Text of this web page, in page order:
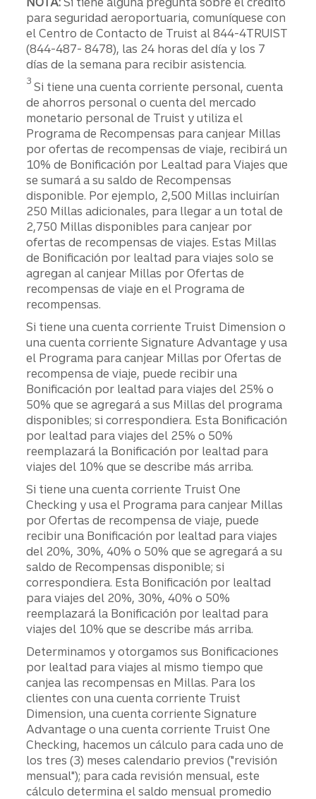
para seguridad aeroportuaria, comuníquese con
el Centro de Contacto de Truist al 844-4TRUIST
(844-487- 8478), las 24 horas del día y los 7
días de la semana para recibir asistencia.
Divulgación
3 Si tiene una cuenta corriente personal, cuenta
de ahorros personal o cuenta del mercado
monetario personal de Truist y utiliza el
Programa de Recompensas para canjear Millas
por ofertas de recompensas de viaje, recibirá un
10% de Bonificación por Lealtad para Viajes que
se sumará a su saldo de Recompensas
disponible. Por ejemplo, 2,500 Millas incluirían
250 Millas adicionales, para llegar a un total de
2,750 Millas disponibles para canjear por
ofertas de recompensas de viajes. Estas Millas
de Bonificación por lealtad para viajes solo se
agregan al canjear Millas por Ofertas de
recompensas de viaje en el Programa de
recompensas.
Si tiene una cuenta corriente Truist Dimension o
una cuenta corriente Signature Advantage y usa
el Programa para canjear Millas por Ofertas de
recompensa de viaje, puede recibir una
Bonificación por lealtad para viajes del 25% o
50% que se agregará a sus Millas del programa
disponibles; si correspondiera. Esta Bonificación
por lealtad para viajes del 25% o 50%
reemplazará la Bonificación por lealtad para
viajes del 10% que se describe más arriba.
Si tiene una cuenta corriente Truist One
Checking y usa el Programa para canjear Millas
por Ofertas de recompensa de viaje, puede
recibir una Bonificación por lealtad para viajes
del 20%, 30%, 40% o 50% que se agregará a su
saldo de Recompensas disponible; si
correspondiera. Esta Bonificación por lealtad
para viajes del 20%, 30%, 40% o 50%
reemplazará la Bonificación por lealtad para
viajes del 10% que se describe más arriba.
Determinamos y otorgamos sus Bonificaciones
por lealtad para viajes al mismo tiempo que
canjea las recompensas en Millas. Para los
clientes con una cuenta corriente Truist
Dimension, una cuenta corriente Signature
Advantage o una cuenta corriente Truist One
Checking, hacemos un cálculo para cada uno de
los tres (3) meses calendario previos ("revisión
mensual"); para cada revisión mensual, este
cálculo determina el saldo mensual promedio